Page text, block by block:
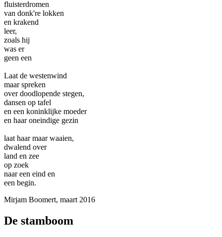
fluisterdromen
van donk're lokken
en krakend
leer,
zoals hij
was er
geen een
Laat de westenwind
maar spreken
over doodlopende stegen,
dansen op tafel
en een koninklijke moeder
en haar oneindige gezin
laat haar maar waaien,
dwalend over
land en zee
op zoek
naar een eind en
een begin.
Mirjam Boomert, maart 2016
De stamboom